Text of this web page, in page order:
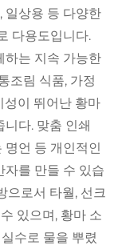
일상용 등 다양한
다용도입니다.
하는 지속 가능한
조림 식품, 가정
성이 뛰어난 황마
다. 맞춤 인쇄
명언 등 개인적인
자를 만들 수 있습
으로서 타월, 선크
있으며, 황마 소
수로 물을 뿌렸